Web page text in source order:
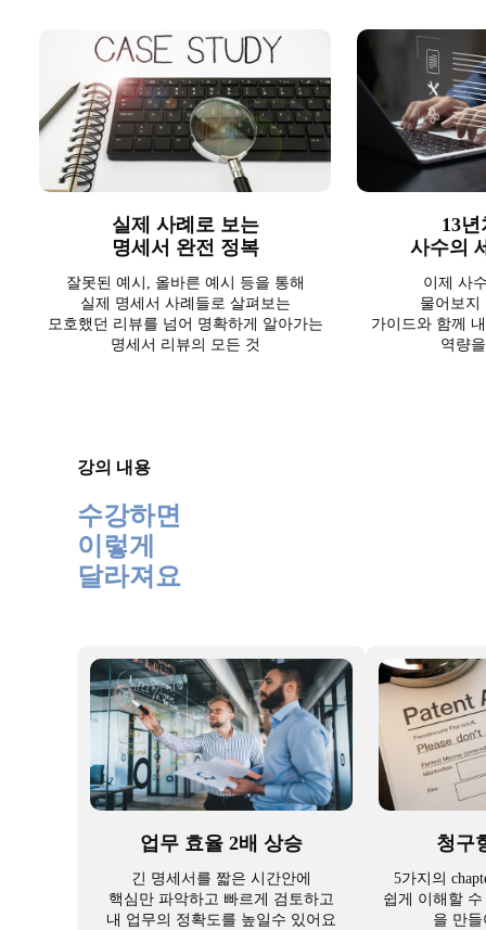
실제 사례로 보는
명세서 완전 정복
잘못된 예시, 올바른 예시 등을 통해
실제 명세서 사례들로 살펴보는
모호했던 리뷰를 넘어 명확하게 알아가는
명세서 리뷰의 모든 것
13
사수의
이제 사
물어보지
가이드와 함께
역량
강의 내용
수강하면
이렇게
달라져요
업무 효율 2배 상승
긴 명세서를 짧은 시간안에
핵심만 파악하고 빠르게 검토하고
내 업무의 정확도를 높일수 있어요
청구
5가지의
쉽게 이해할
을 만